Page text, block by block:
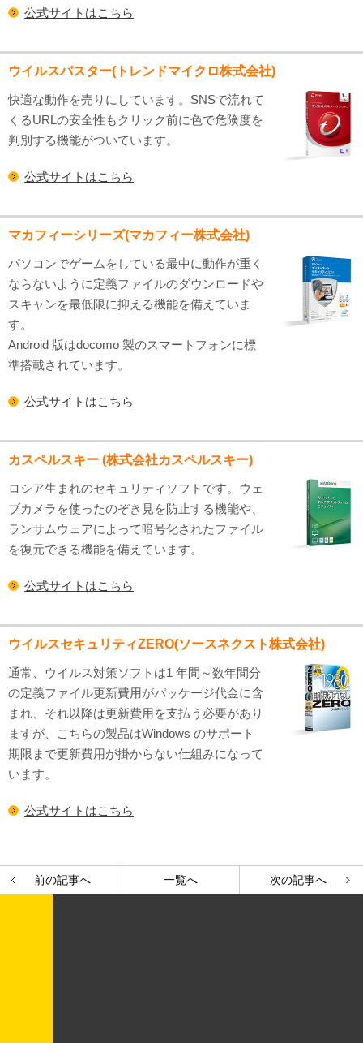
公式サイトはこちら
ウイルスバスター(トレンドマイクロ株式会社)
快適な動作を売りにしています。SNSで流れて
くるURLの安全性もクリック前に色で危険度を
判別する機能がついています。
公式サイトはこちら
マカフィーシリーズ(マカフィー株式会社)
パソコンでゲームをしている最中に動作が重く
ならないように定義ファイルのダウンロードや
スキャンを最低限に抑える機能を備えていま
す。
Android 版はdocomo 製のスマートフォンに標
準搭載されています。
公式サイトはこちら
カスペルスキー (株式会社カスペルスキー)
ロシア生まれのセキュリティソフトです。ウェ
ブカメラを使ったのぞき見を防止する機能や、
ランサムウェアによって暗号化されたファイル
を復元できる機能を備えています。
公式サイトはこちら
ウイルスセキュリティZERO(ソースネクスト株式会社)
通常、ウイルス対策ソフトは1 年間～数年間分
の定義ファイル更新費用がパッケージ代金に含
まれ、それ以降は更新費用を支払う必要があり
ますが、こちらの製品はWindows のサポート
期限まで更新費用が掛からない仕組みになって
います。
公式サイトはこちら
前の記事へ 一覧へ 次の記事へ